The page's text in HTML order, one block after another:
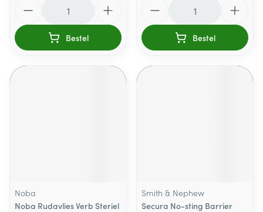
Bestel Bestel
Noba
Noba Rudavlies Verb Steriel
Smith & Nephew
Secura No-sting Barrier